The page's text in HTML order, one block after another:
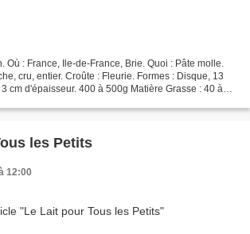
Où : France, Ile-de-France, Brie. Quoi : Pâte molle.
cru, entier. Croûte : Fleurie. Formes : Disque, 13
cm d'épaisseur. 400 à 500g Matière Grasse : 40 à
les Petits
12:00